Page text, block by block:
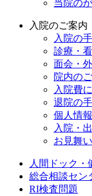
当院の
入院のご案内
入院の
診療・
面会・
院内の
入院費
退院の
個人情
入院・
お見舞
人間ドック・
総合相談セン
RI検査問題